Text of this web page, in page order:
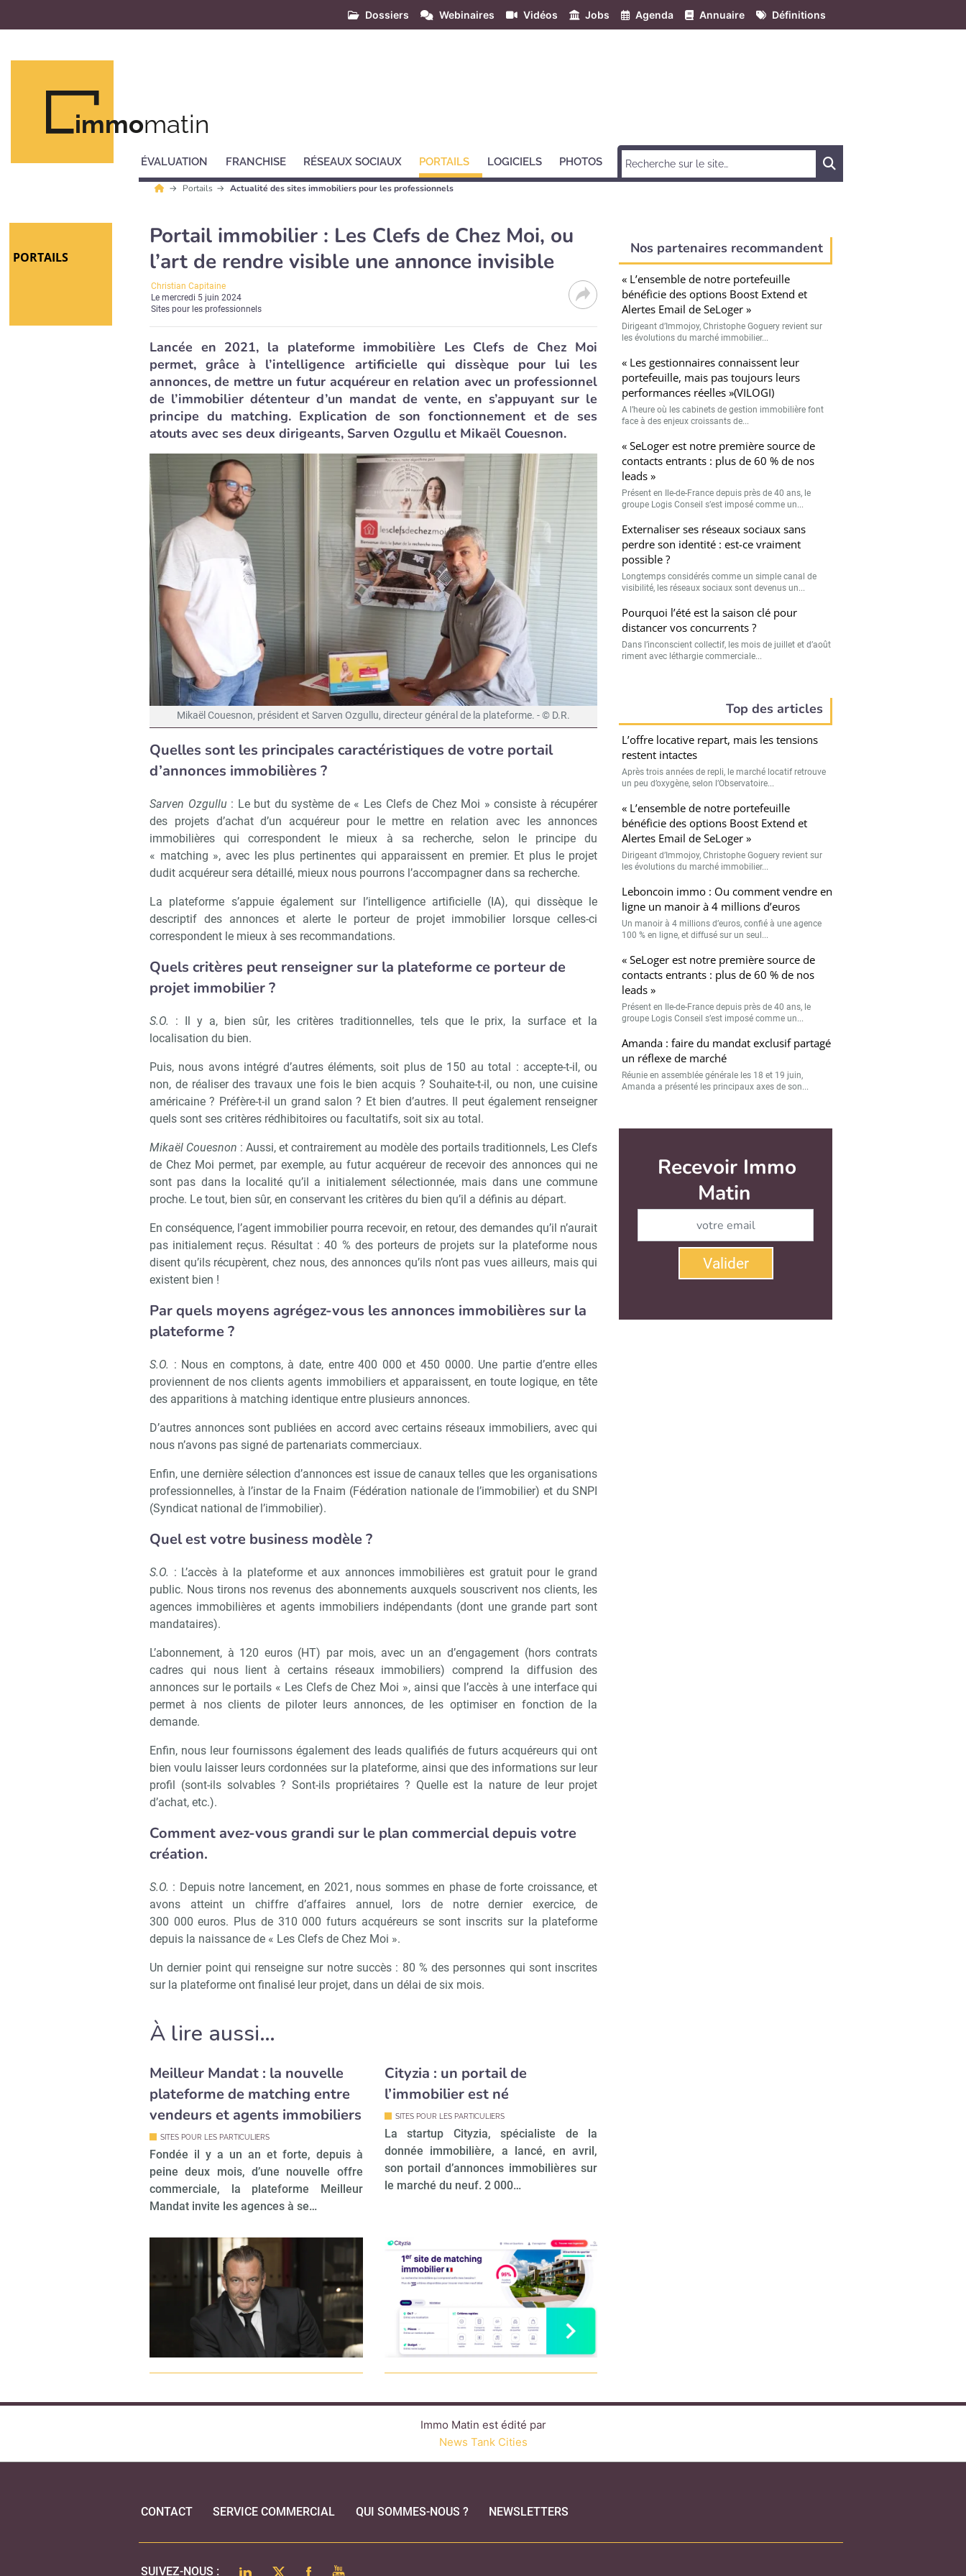
Dossiers Webinaires Vidéos Jobs Agenda Annuaire Définitions
immomatin
ÉVALUATION FRANCHISE RÉSEAUX SOCIAUX PORTAILS LOGICIELS PHOTOS
Portails Actualité des sites immobiliers pour les professionnels
PORTAILS
Portail immobilier : Les Clefs de Chez Moi, ou
l’art de rendre visible une annonce invisible
Christian Capitaine
Lemercredi 5 juin 2024
Sites pour les professionnels
Lancée en 2021, la plateforme immobilière Les Clefs de Chez Moi
permet, grâce à l’intelligence artificielle qui dissèque pour lui les
annonces, de mettre un futur acquéreur en relation avec un professionnel
de l’immobilier détenteur d’un mandat de vente, en s’appuyant sur le
principe du matching. Explication de son fonctionnement et de ses
atouts avec ses deux dirigeants, Sarven Ozgullu et Mikaël Couesnon.
Mikaël Couesnon, président et Sarven Ozgullu, directeur général de la plateforme. - © D.R.
Quelles sont les principales caractéristiques de votre portail
d’annonces immobilières ?
Sarven Ozgullu: Le but du système de « Les Clefs de Chez Moi » consiste à récupérer
des projets d’achat d’un acquéreur pour le mettre en relation avec les annonces
immobilières qui correspondent le mieux à sa recherche, selon le principe du
« matching », avec les plus pertinentes qui apparaissent en premier. Et plus le projet
dudit acquéreur sera détaillé, mieux nous pourrons l’accompagner dans sa recherche.
La plateforme s’appuie également sur l’intelligence artificielle (IA), qui dissèque le
descriptif des annonces et alerte le porteur de projet immobilier lorsque celles-ci
correspondent le mieux à ses recommandations.
Quels critères peut renseigner sur la plateforme ce porteur de
projet immobilier ?
S.O.
: Il y a, bien sûr, les critères traditionnelles, tels que le prix, la surface et la
localisation du bien.
Puis, nous avons intégré d’autres éléments, soit plus de 150 au total : accepte-t-il, ou
non, de réaliser des travaux une fois le bien acquis ? Souhaite-t-il, ou non, une cuisine
américaine ? Préfère-t-il un grand salon ? Et bien d’autres. Il peut également renseigner
quels sont ses critères rédhibitoires ou facultatifs, soit six au total.
Mikaël Couesnon : Aussi, et contrairement au modèle des portails traditionnels, Les Clefs
de Chez Moi permet, par exemple, au futur acquéreur de recevoir des annonces qui ne
sont pas dans la localité qu’il a initialement sélectionnée, mais dans une commune
proche. Le tout, bien sûr, en conservant les critères du bien qu’il a définis au départ.
En conséquence, l’agent immobilier pourra recevoir, en retour, des demandes qu’il n’aurait
pas initialement reçus. Résultat : 40 % des porteurs de projets sur la plateforme nous
disent qu’ils récupèrent, chez nous, des annonces qu’ils n’ont pas vues ailleurs, mais qui
existent bien !
Par quels moyens agrégez-vous les annonces immobilières sur la
plateforme ?
S.O. : Nous en comptons, à date, entre 400 000 et 450 0000. Une partie d’entre elles
proviennent de nos clients agents immobiliers et apparaissent, en toute logique, en tête
des apparitions à matching identique entre plusieurs annonces.
D’autres annonces sont publiées en accord avec certains réseaux immobiliers, avec qui
nous n’avons pas signé de partenariats commerciaux.
Enfin, une dernière sélection d’annonces est issue de canaux telles que les organisations
professionnelles, à l’instar de la Fnaim (Fédération nationale de l’immobilier) et du SNPI
(Syndicat national de l’immobilier).
Quel est votre business modèle ?
S.O. : L’accès à la plateforme et aux annonces immobilières est gratuit pour le grand
public. Nous tirons nos revenus des abonnements auxquels souscrivent nos clients, les
agences immobilières et agents immobiliers indépendants (dont une grande part sont
mandataires).
L’abonnement, à 120 euros (HT) par mois, avec un an d’engagement (hors contrats
cadres qui nous lient à certains réseaux immobiliers) comprend la diffusion des
annonces sur le portails « Les Clefs de Chez Moi », ainsi que l’accès à une interface qui
permet à nos clients de piloter leurs annonces, de les optimiser en fonction de la
demande.
Enfin, nous leur fournissons également des leads qualifiés de futurs acquéreurs qui ont
bien voulu laisser leurs cordonnées sur la plateforme, ainsi que des informations sur leur
profil (sont-ils solvables ? Sont-ils propriétaires ? Quelle est la nature de leur projet
d’achat, etc.).
Comment avez-vous grandi sur le plan commercial depuis votre
création.
S.O. : Depuis notre lancement, en 2021, nous sommes en phase de forte croissance, et
avons atteint un chiffre d’affaires annuel, lors de notre dernier exercice, de
300 000 euros. Plus de 310 000 futurs acquéreurs se sont inscrits sur la plateforme
depuis la naissance de « Les Clefs de Chez Moi ».
Un dernier point qui renseigne sur notre succès : 80 % des personnes qui sont inscrites
sur la plateforme ont finalisé leur projet, dans un délai de six mois.
À lire aussi…
Meilleur Mandat : la nouvelle
plateforme de matching entre
vendeurs et agents immobiliers
SITES POUR LES PARTICULIERS
Fondée il y a un an et forte, depuis à
peine deux mois, d’une nouvelle offre
commerciale, la plateforme Meilleur
Mandat invite les agences à se…
Cityzia : un portail de
l’immobilier est né
SITES POUR LES PARTICULIERS
La startup Cityzia, spécialiste de la
donnée immobilière, a lancé, en avril,
son portail d’annonces immobilières sur
le marché du neuf. 2 000…
Nos partenaires recommandent
« L’ensemble de notre portefeuille
bénéficie des options Boost Extend et
Alertes Email de SeLoger »
Dirigeant d’Immojoy, Christophe Goguery revient sur
les évolutions du marché immobilier...
« Les gestionnaires connaissent leur
portefeuille, mais pas toujours leurs
performances réelles »(VILOGI)
A l’heure où les cabinets de gestion immobilière font
face à des enjeux croissants de...
« SeLoger est notre première source de
contacts entrants : plus de 60 % de nos
leads »
Présent en Ile-de-France depuis près de 40 ans, le
groupe Logis Conseil s’est imposé comme un...
Externaliser ses réseaux sociaux sans
perdre son identité : est-ce vraiment
possible ?
Longtemps considérés comme un simple canal de
visibilité, les réseaux sociaux sont devenus un...
Pourquoi l’été est la saison clé pour
distancer vos concurrents ?
Dans l’inconscient collectif, les mois de juillet et d’août
riment avec léthargie commerciale...
Top des articles
L’offre locative repart, mais les tensions
restent intactes
Après trois années de repli, le marché locatif retrouve
un peu d’oxygène, selon l’Observatoire...
« L’ensemble de notre portefeuille
bénéficie des options Boost Extend et
Alertes Email de SeLoger »
Dirigeant d’Immojoy, Christophe Goguery revient sur
les évolutions du marché immobilier...
Leboncoin immo : Ou comment vendre en
ligne un manoir à 4 millions d’euros
Un manoir à 4 millions d’euros, confié à une agence
100 % en ligne, et diffusé sur un seul...
« SeLoger est notre première source de
contacts entrants : plus de 60 % de nos
leads »
Présent en Ile-de-France depuis près de 40 ans, le
groupe Logis Conseil s’est imposé comme un...
Amanda : faire du mandat exclusif partagé
un réflexe de marché
Réunie en assemblée générale les 18 et 19 juin,
Amanda a présenté les principaux axes de son...
Abonnez-vous à notre newsletter
Non merci, je reçois déjà ! Je déciderai plus tard
Immo Matin est édité par
News Tank Cities
CONTACT SERVICE COMMERCIAL QUI SOMMES-NOUS ? NEWSLETTERS
SUIVEZ-NOUS : LINKEDINTWITTERFACEBOOK
YOUTUBE